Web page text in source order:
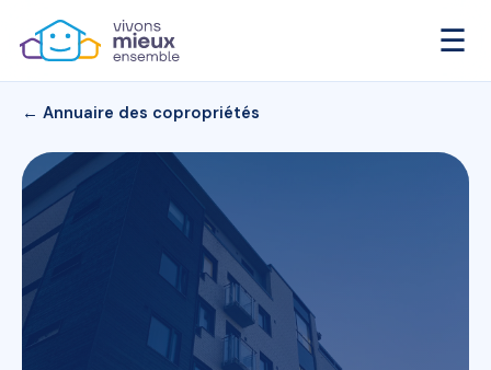
☰
← Annuaire des copropriétés